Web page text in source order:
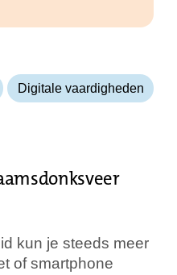
Digitale vaardigheden
kun je steeds meer
of smartphone